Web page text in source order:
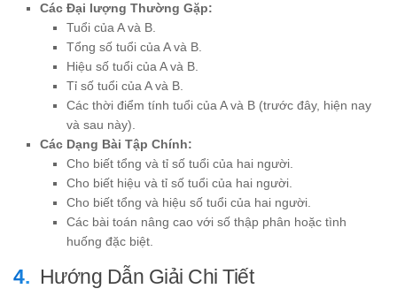
Các Đại lượng Thường Gặp:
Tuổi của A và B.
Tổng số tuổi của A và B.
Hiệu số tuổi của A và B.
Tỉ số tuổi của A và B.
Các thời điểm tính tuổi của A và B (trước đây, hiện nay
và sau này).
Các Dạng Bài Tập Chính:
Cho biết tổng và tỉ số tuổi của hai người.
Cho biết hiệu và tỉ số tuổi của hai người.
Cho biết tổng và hiệu số tuổi của hai người.
Các bài toán nâng cao với số thập phân hoặc tình
huống đặc biệt.
Hướng Dẫn Giải Chi Tiết